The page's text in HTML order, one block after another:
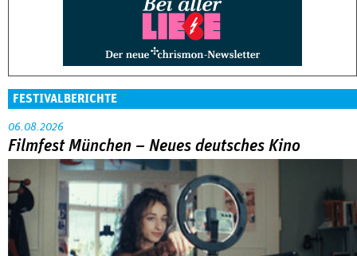
FESTIVALBERICHTE
06.08.2026
Filmfest München – Neues deutsches Kino